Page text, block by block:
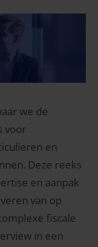
we de
voor
en
Deze reeks
en aanpak
van op
fiscale
in een